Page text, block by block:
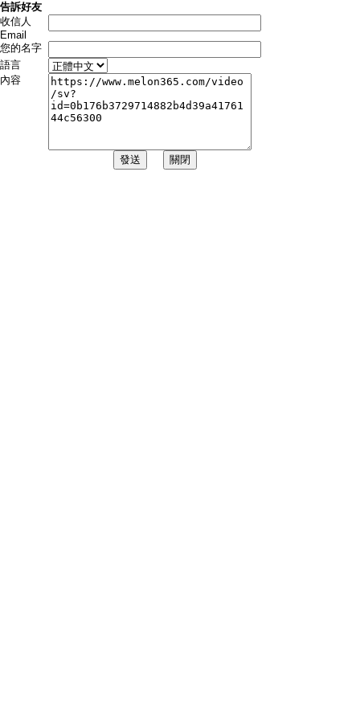
告訴好友
收信人
Email
您的名字
語言
內容